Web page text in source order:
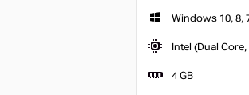
Windows 10, 8,
Intel (Dual Core,
4 GB